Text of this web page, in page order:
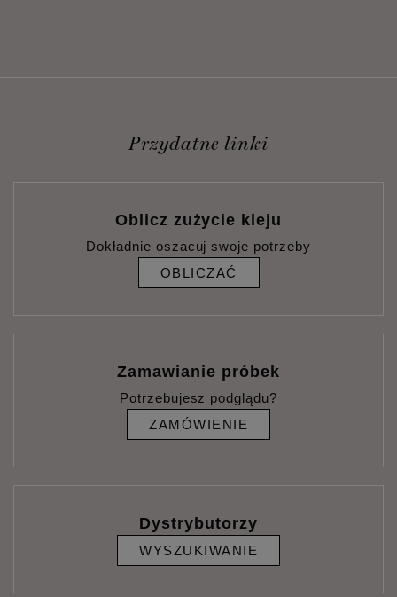
Przydatne linki
Oblicz zużycie kleju
Dokładnie oszacuj swoje potrzeby
OBLICZAĆ
Zamawianie próbek
Potrzebujesz podglądu?
ZAMÓWIENIE
Dystrybutorzy
WYSZUKIWANIE